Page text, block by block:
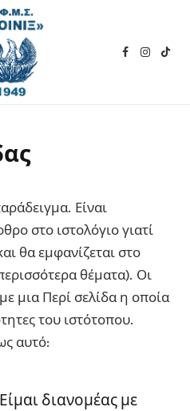
Facebook
Είναι
στο ιστολόγιο γιατί
θα εμφανίζεται στο
θέματα). Οι
μια Περί σελίδα η οποία
του ιστότοπου.
αυτό:
διανομέας με